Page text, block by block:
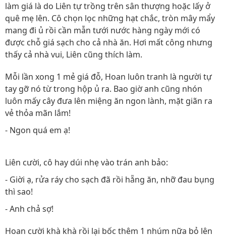
làm giá là do Liên tự trồng trên sân thượng hoặc lấy ở
quê mẹ lên. Cô chọn lọc những hạt chắc, tròn mây mẩy
mang đi ủ rồi cần mẫn tưới nước hàng ngày mới có
được chỗ giá sạch cho cả nhà ăn. Hơi mất công nhưng
thấy cả nhà vui, Liên cũng thích làm.
Mỗi lần xong 1 mẻ giá đỗ, Hoan luôn tranh là người tự
tay gỡ nó từ trong hộp ủ ra. Bao giờ anh cũng nhón
luôn mấy cây đưa lên miệng ăn ngon lành, mặt giãn ra
vẻ thỏa mãn lắm!
- Ngon quá em ạ!
Liên cười, cô hay dúi nhẹ vào trán anh bảo:
- Giời ạ, rửa ráy cho sạch đã rồi hẵng ăn, nhỡ đau bụng
thì sao!
- Anh chả sợ!
Hoan cười khà khà rồi lại bốc thêm 1 nhúm nữa bỏ lên